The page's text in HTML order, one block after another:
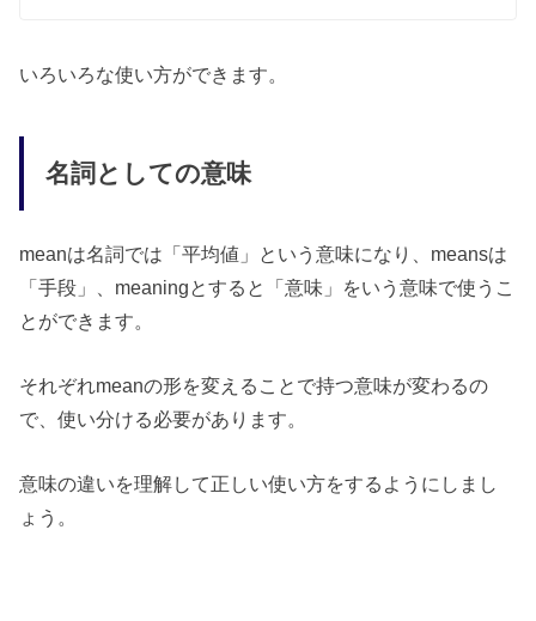
いろいろな使い方ができます。
名詞としての意味
meanは名詞では「平均値」という意味になり、meansは
「手段」、meaningとすると「意味」をいう意味で使うこ
とができます。
それぞれmeanの形を変えることで持つ意味が変わるの
で、使い分ける必要があります。
意味の違いを理解して正しい使い方をするようにしまし
ょう。